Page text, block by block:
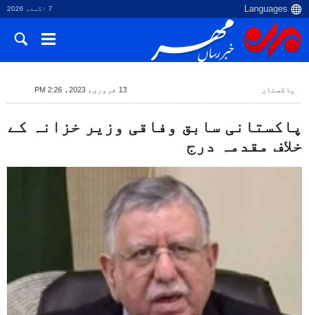
7 اگست، 2026
پاکستان 13 فروری، 2023، 2:26 PM
پاکستانی سابق وفاقی وزیر خزانہ کے
خلاف مقدمہ درج